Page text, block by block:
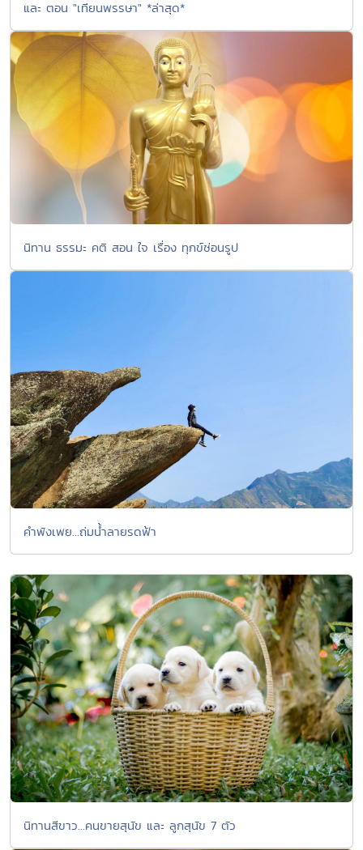
และ ตอน "เทียนพรรษา" *ล่าสุด*
นิทาน ธรรมะ คติ สอน ใจ เรื่อง ทุกข์ซ่อนรูป
คำพังเพย...ถ่มน้ำลายรดฟ้า
นิทานสีขาว...คนขายสุนัข และ ลูกสุนัข 7 ตัว